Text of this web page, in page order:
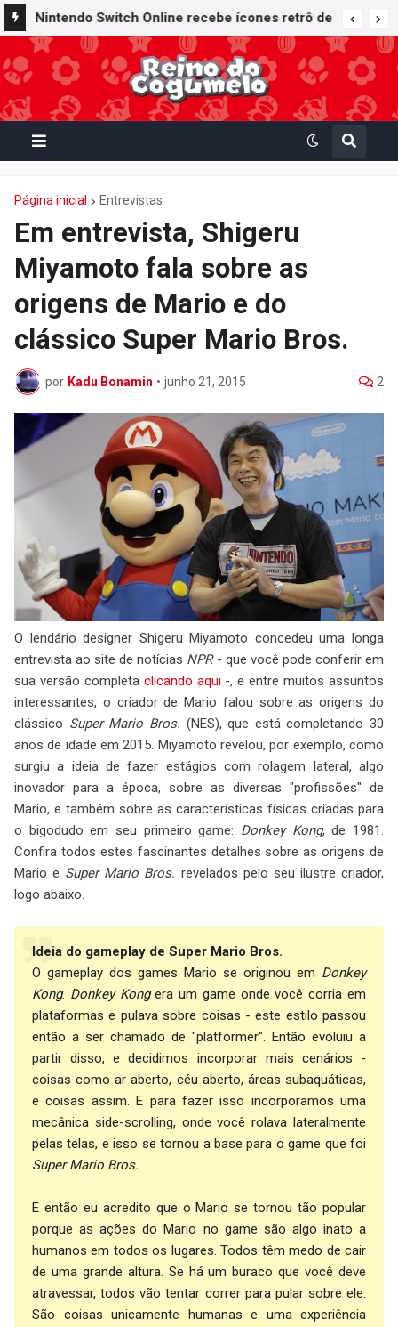
Nintendo Switch Online recebe ícones retrô de
Mario Paint (SNES) e Mario Kart: Super Circuit
(GBA)
Página inicial Entrevistas
Em entrevista, Shigeru
Miyamoto fala sobre as
origens de Mario e do
clássico Super Mario Bros.
por Kadu Bonamin • junho 21, 2015 2
O lendário designer Shigeru Miyamoto concedeu uma longa
entrevista ao site de notícias NPR- que você pode conferir em
sua versão completa clicando aqui-, e entre muitos assuntos
interessantes, o criador de Mario falou sobre as origens do
clássico Super Mario Bros. (NES), que está completando 30
anos de idade em 2015. Miyamoto revelou, por exemplo, como
surgiu a ideia de fazer estágios com rolagem lateral, algo
inovador para a época, sobre as diversas "profissões" de
Mario, e também sobre as características físicas criadas para
o bigodudo em seu primeiro game: Donkey Kong, de 1981.
Confira todos estes fascinantes detalhes sobre as origens de
Mario e Super Mario Bros. revelados pelo seu ilustre criador,
logo abaixo.
Ideia do gameplay de Super Mario Bros.
O gameplay dos games Mario se originou em Donkey
Kong. Donkey Kongera um game onde você corria em
plataformas e pulava sobre coisas - este estilo passou
então a ser chamado de "platformer". Então evoluiu a
partir disso, e decidimos incorporar mais cenários -
coisas como ar aberto, céu aberto, áreas subaquáticas,
e coisas assim. E para fazer isso incorporamos uma
mecânica side-scrolling, onde você rolava lateralmente
pelas telas, e isso se tornou a base para o game que foi
Super Mario Bros.
E então eu acredito que o Mario se tornou tão popular
porque as ações do Mario no game são algo inato a
humanos em todos os lugares. Todos têm medo de cair
de uma grande altura. Se há um buraco que você deve
atravessar, todos vão tentar correr para pular sobre ele.
São coisas unicamente humanas e uma experiência